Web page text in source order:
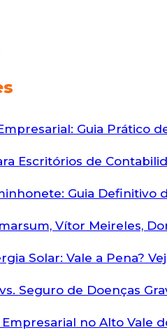
Guia Prático
Escritórios de
Guia Definitivo
Vítor Meireles,
Solar: Vale a Pena?
Seguro de Doenças
no Alto Vale